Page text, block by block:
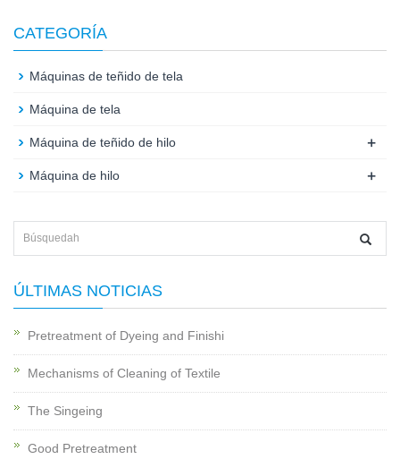
CATEGORÍA
Máquinas de teñido de tela
Máquina de tela
Máquina de teñido de hilo +
Máquina de hilo +
ÚLTIMAS NOTICIAS
Pretreatment of Dyeing and Finishi
Mechanisms of Cleaning of Textile
The Singeing
Good Pretreatment